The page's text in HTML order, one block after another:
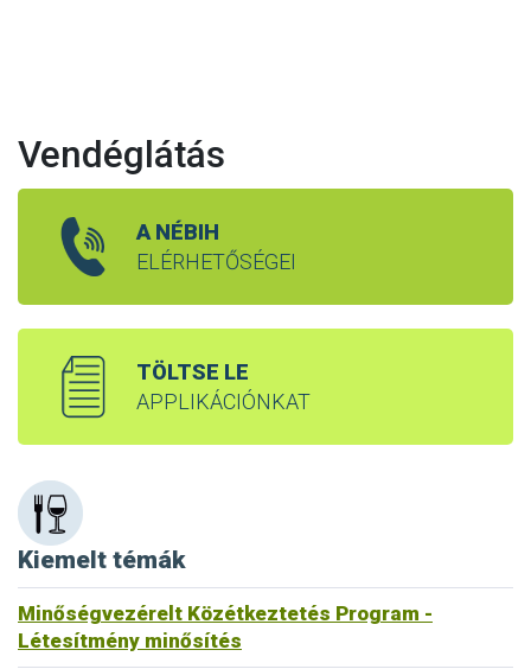
Vendéglátás
A NÉBIH
ELÉRHETŐSÉGEI
TÖLTSE LE
APPLIKÁCIÓNKAT
Kiemelt témák
Minőségvezérelt Közétkeztetés Program -
Létesítmény minősítés